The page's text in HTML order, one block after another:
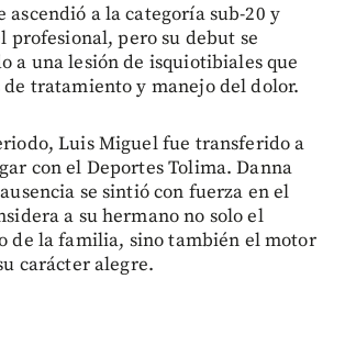
ascendió a la categoría sub-20 y
profesional, pero su debut se
a una lesión de isquiotibiales que
tratamiento y manejo del dolor.
Luis Miguel fue transferido a
con el Deportes Tolima. Danna
se sintió con fuerza en el
a su hermano no solo el
de la familia, sino también el motor
carácter alegre.